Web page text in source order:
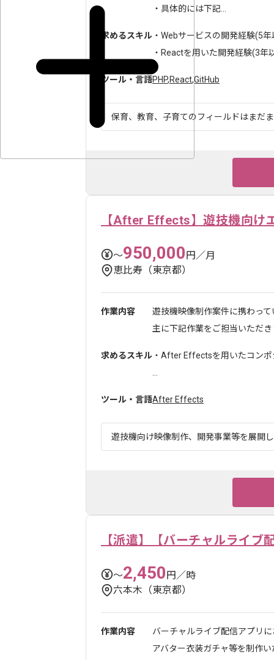
・具体的には下記...
求めるスキル ・Webサービスの開発経験(5
・Reactを用いた開発経験(3年
ツール・言語PHP,React,GitHub
保育、教育、子育てのフィールドはまだ
【After Effects】遊技機向け
〜950,000円／月
恵比寿（東京都）
作業内容
遊技機映像制作案件に携わっ
主に下記作業をご担当いただき
求めるスキル ・After Effectsを用いたコン
ツール・言語After Effects
遊技機向け映像制作、開発事業等を展開
【派遣】【バーチャルライブ
〜2,450円／時
六本木（東京都）
作業内容
バーチャルライブ配信アプリ
アバター衣装ガチャ等を制作い